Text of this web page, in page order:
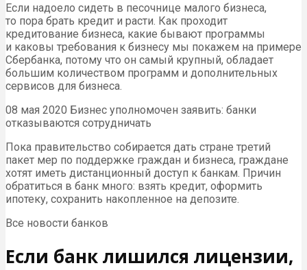
Если надоело сидеть в песочнице малого бизнеса,
то пора брать кредит и расти. Как проходит
кредитование бизнеса, какие бывают программы
и каковы требования к бизнесу мы покажем на примере
Сбербанка, потому что он самый крупный, обладает
большим количеством программ и дополнительных
сервисов для бизнеса.
08 мая 2020 Бизнес уполномочен заявить: банки
отказываются сотрудничать
Пока правительство собирается дать стране третий
пакет мер по поддержке граждан и бизнеса, граждане
хотят иметь дистанционный доступ к банкам. Причин
обратиться в банк много: взять кредит, оформить
ипотеку, сохранить накопленное на депозите.
Все новости банков
Если банк лишился лицензии,